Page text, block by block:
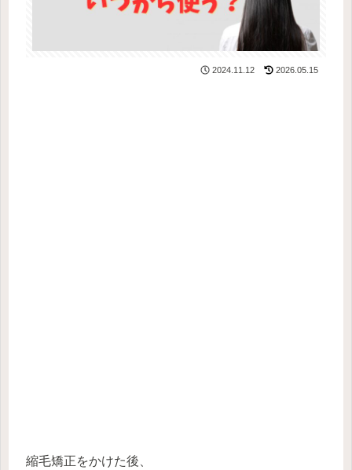
2024.11.12 2026.05.15
縮毛矯正をかけた後、